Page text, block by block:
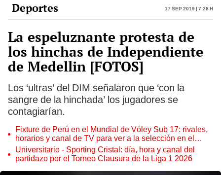
Deportes 17 Sep 2019 | 7:28 h
La espeluznante protesta de
los hinchas de Independiente
de Medellin [FOTOS]
Los ‘ultras’ del DIM señalaron que ‘con la
sangre de la hinchada’ los jugadores se
contagiarían.
Fixture de Perú en el Mundial de Vóley Sub 17: rivales,
horarios y canal de TV para ver a la selección en el
torneo
Universitario - Sporting Cristal: día, hora y canal del
partidazo por el Torneo Clausura de la Liga 1 2026